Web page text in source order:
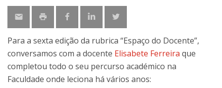
Para a sexta edição da rubrica “Espaço do Docente”,
conversamos com a docente Elisabete Ferreira que
completou todo o seu percurso académico na
Faculdade onde leciona há vários anos: